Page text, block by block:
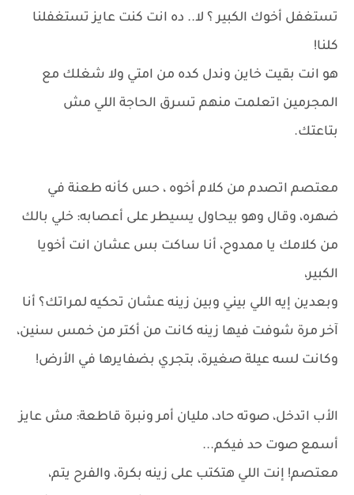
تستغفل أخوك الكبير ؟ لا.. ده انت كنت عايز تستغفلنا
كلنا!
هو انت بقيت خاين وندل كده من امتي ولا شغلك مع
المجرمين اتعلمت منهم تسرق الحاجة اللي مش
بتاعتك.
معتصم اتصدم من كلام أخوه ، حس كأنه طعنة في
ضهره، وقال وهو بيحاول يسيطر على أعصابه: خلي بالك
من كلامك يا ممدوح، أنا ساكت بس عشان انت أخويا
الكبير،
وبعدين إيه اللي بيني وبين زينه عشان تحكيه لمراتك؟ أنا
آخر مرة شوفت فيها زينه كانت من أكتر من خمس سنين،
وكانت لسه عيلة صغيرة، بتجري بضفايرها في الأرض!
الأب اتدخل، صوته حاد، مليان أمر ونبرة قاطعة: مش عايز
أسمع صوت حد فيكم...
معتصم! إنت اللي هتكتب على زينه بكرة، والفرح يتم،